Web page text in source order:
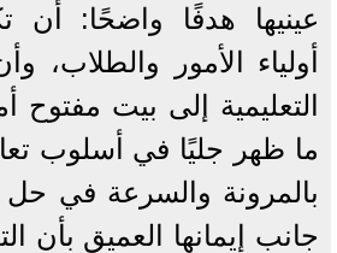
عينيها هدفًا واضحًا: أن
أولياء الأمور والطلاب،
التعليمية إلى بيت مفتوح
ما ظهر جليًا في أسلوب
بالمرونة والسرعة في حل
جانب إيمانها العميق بأن